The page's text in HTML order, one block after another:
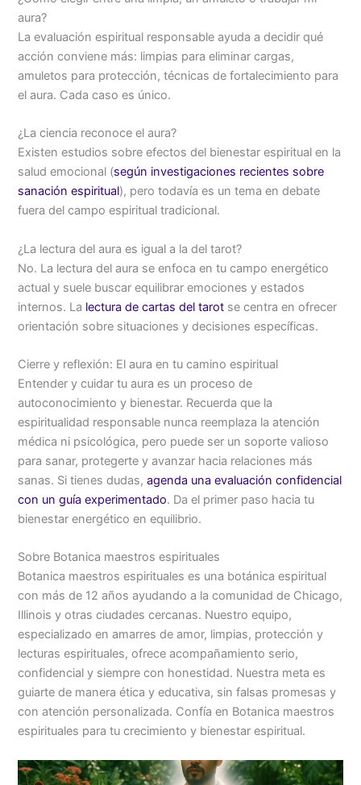
aura?
La evaluación espiritual responsable ayuda a decidir qué
acción conviene más: limpias para eliminar cargas,
amuletos para protección, técnicas de fortalecimiento para
el aura. Cada caso es único.
¿La ciencia reconoce el aura?
Existen estudios sobre efectos del bienestar espiritual en la
salud emocional (según investigaciones recientes sobre
sanación espiritual), pero todavía es un tema en debate
fuera del campo espiritual tradicional.
¿La lectura del aura es igual a la del tarot?
No. La lectura del aura se enfoca en tu campo energético
actual y suele buscar equilibrar emociones y estados
internos. La lectura de cartas del tarot se centra en ofrecer
orientación sobre situaciones y decisiones específicas.
Cierre y reflexión: El aura en tu camino espiritual
Entender y cuidar tu aura es un proceso de
autoconocimiento y bienestar. Recuerda que la
espiritualidad responsable nunca reemplaza la atención
médica ni psicológica, pero puede ser un soporte valioso
para sanar, protegerte y avanzar hacia relaciones más
sanas. Si tienes dudas,agenda una evaluación confidencial
con un guía experimentado. Da el primer paso hacia tu
bienestar energético en equilibrio.
Sobre Botanica maestros espirituales
Botanica maestros espirituales es una botánica espiritual
con más de 12 años ayudando a la comunidad de Chicago,
Illinois y otras ciudades cercanas. Nuestro equipo,
especializado en amarres de amor, limpias, protección y
lecturas espirituales, ofrece acompañamiento serio,
confidencial y siempre con honestidad. Nuestra meta es
guiarte de manera ética y educativa, sin falsas promesas y
con atención personalizada. Confía en Botanica maestros
espirituales para tu crecimiento y bienestar espiritual.